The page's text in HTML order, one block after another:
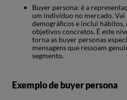
Buyer persona: é a
um indivíduo no mercado. Vai
demográficos e inclui hábitos,
objetivos concretos. É este
torna as buyer personas
mensagens que ressoam
segmento.
Exemplo de buyer persona